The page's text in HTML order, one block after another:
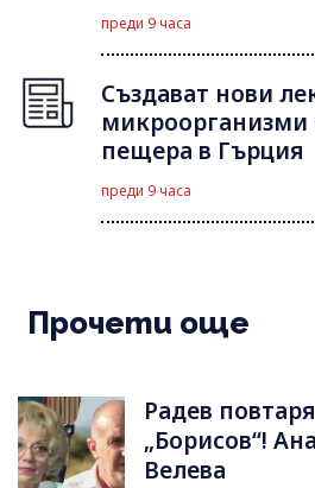
преди 9 часа
Създават нови
микроорганизми
пещера в Гърция
преди 9 часа
Прочети още
Радев
„Борисов“!
Велева